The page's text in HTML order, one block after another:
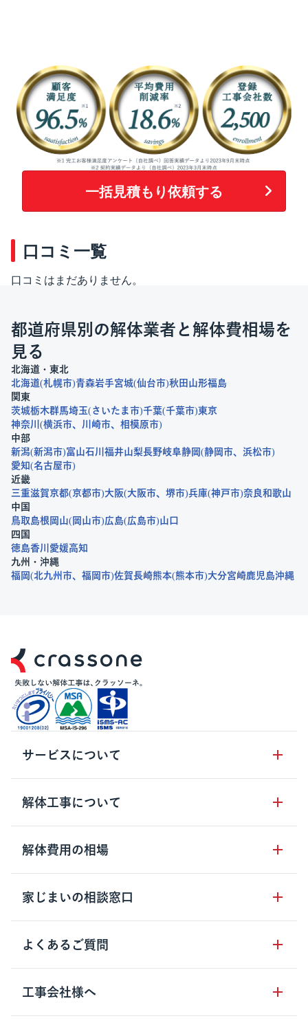
一括見積もり依頼する
口コミ一覧
口コミはまだありません。
都道府県別の解体業者と解体費相場を
見る
北海道・東北
北海道 札幌市 青森岩手宮城 仙台市 秋田 山形福島
関東
茨城栃木群馬埼玉 さいたま市 千葉 千葉市 東京
神奈川
横浜市 川崎市
相模原市
中部
新潟 新潟市 富山石川 福井山梨長野岐阜静岡 静岡市
浜松市
愛知 名古屋市
近畿
三重滋賀京都 京都市 大阪 大阪市 堺市 兵庫 神戸市 奈良和歌山
中国
鳥取 島根 岡山 岡山市 広島 広島市 山口
四国
徳島香川 愛媛高知
九州・沖縄
福岡 北九州市 福岡市 佐賀長崎熊本 熊本市 大分宮崎鹿児島沖縄
サービスについて
サービスの流れ
サービスのメリット
クラッソーネの自治体連携
お客さまの声
空き家の処分を検討のお客様へ
解体工事について
解体工事の基礎知識
解体工事に関わる法律
用語集
解体費用の相場
木造住宅の相場
鉄骨造住宅の相場
RC造住宅の相場
家じまいの相談窓口
家じまいの相談窓口
よくあるご質問
クラッソーネの利用方法
工事の進め方
工事会社様へ